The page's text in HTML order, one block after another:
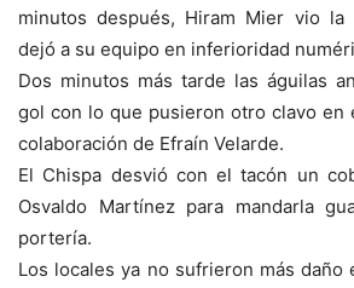
minutos después, Hiram Mier vio la
dejó a su equipo en inferioridad
Dos minutos más tarde las águilas
gol con lo que pusieron otro clavo en
colaboración de Efraín Velarde.
El Chispa desvió con el tacón un
Osvaldo Martínez para mandarla
portería.
Los locales ya no sufrieron más daño